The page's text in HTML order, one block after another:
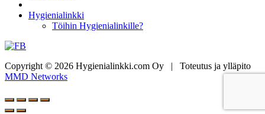
Hygienialinkki
Töihin Hygienialinkille?
Copyright © 2026 Hygienialinkki.com Oy | Toteutus ja ylläpito
MMD Networks